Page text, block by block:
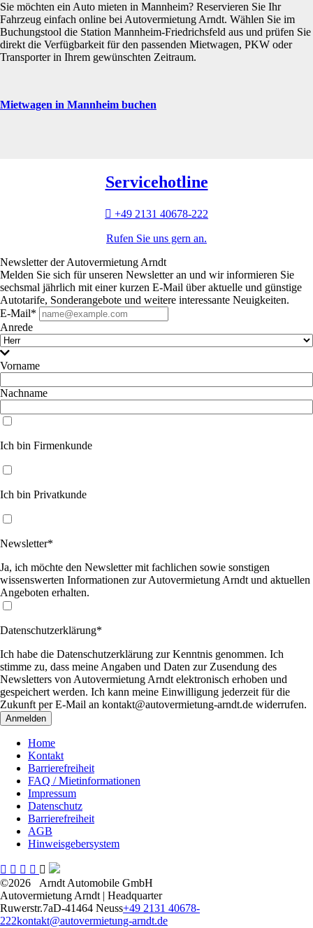
Sie möchten ein Auto mieten in Mannheim? Reservieren Sie Ihr
Fahrzeug einfach online bei Autovermietung Arndt. Wählen Sie im
Buchungstool die Station Mannheim-Friedrichsfeld aus und prüfen Sie
direkt die Verfügbarkeit für den passenden Mietwagen, PKW oder
Transporter in Ihrem gewünschten Zeitraum.
Mietwagen in Mannheim buchen
Servicehotline
+49 2131 40678-222
Rufen Sie uns gern an.
Newsletter der Autovermietung Arndt
Melden Sie sich für unseren Newsletter an und wir informieren Sie
sechsmal jährlich mit einer kurzen E-Mail über aktuelle und günstige
Autotarife, Sonderangebote und weitere interessante Neuigkeiten.
E-Mail*
Anrede
Vorname
Nachname
Ich bin Firmenkunde
Ich bin Privatkunde
Newsletter*
Ja, ich möchte den Newsletter mit fachlichen sowie sonstigen
wissenswerten Informationen zur Autovermietung Arndt und aktuellen
Angeboten erhalten.
Datenschutzerklärung*
Ich habe die Datenschutzerklärung zur Kenntnis genommen. Ich
stimme zu, dass meine Angaben und Daten zur Zusendung des
Newsletters von Autovermietung Arndt elektronisch erhoben und
gespeichert werden. Ich kann meine Einwilligung jederzeit für die
Zukunft per E-Mail an kontakt@autovermietung-arndt.de widerrufen.
Anmelden
Home
Kontakt
Barrierefreiheit
FAQ / Mietinformationen
Impressum
Datenschutz
Barrierefreiheit
AGB
Hinweisgebersystem
©2026 Arndt Automobile GmbH
Autovermietung Arndt | Headquarter
Ruwerstr.7aD-41464 Neuss+49 2131 40678-
222kontakt@autovermietung-arndt.de